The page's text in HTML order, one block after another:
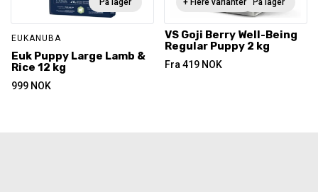
På lager
EUKANUBA
Euk Puppy Large Lamb &
Rice 12 kg
999 NOK
På lager
+ Flere varianter
VS Goji Berry Well-Being
Regular Puppy 2 kg
Fra 419 NOK